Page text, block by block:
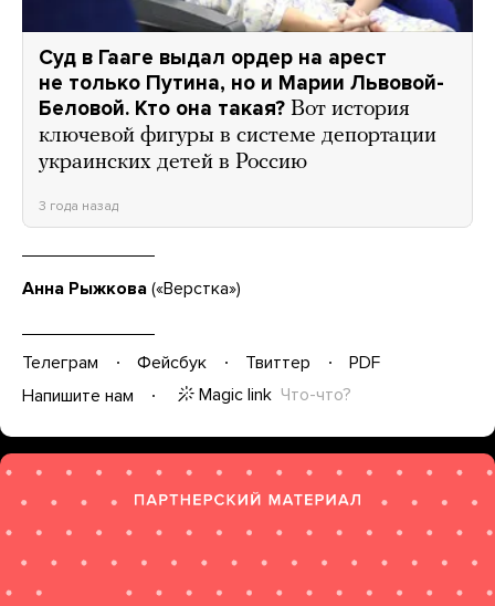
Суд в Гааге выдал ордер на арест
не только Путина, но и Марии Львовой-
Беловой. Кто она такая? Вот история
ключевой фигуры в системе депортации
украинских детей в Россию
3 года назад
Анна Рыжкова («Верстка»)
Телеграм Фейсбук Твиттер
PDF
Напишите нам
Magic link Что-что?